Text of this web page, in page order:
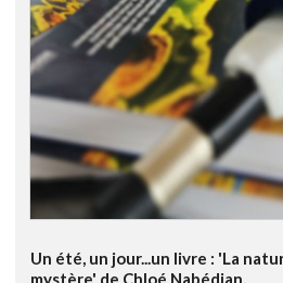
Un été, un jour...un livre : 'La
mystère' de Chloé Nabédian.